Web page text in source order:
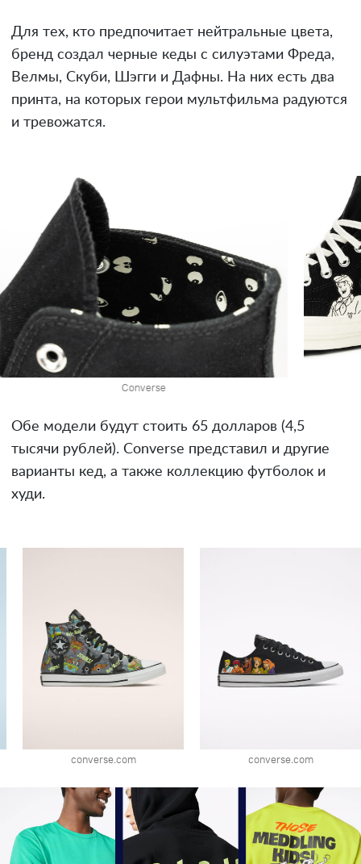
Для тех, кто предпочитает нейтральные цвета,
бренд создал черные кеды с силуэтами Фреда,
Велмы, Скуби, Шэгги и Дафны. На них есть два
принта, на которых герои мультфильма радуются
и тревожатся.
Converse
Обе модели будут стоить 65 долларов (4,5
тысячи рублей). Converse представил и другие
варианты кед, а также коллекцию футболок и
худи.
converse.com converse.com